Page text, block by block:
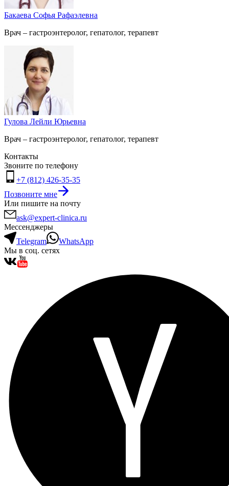
Бакаева Софья Рафаэлевна
Врач – гастроэнтеролог, гепатолог, терапевт
Гулова Лейли Юрьевна
Врач – гастроэнтеролог, гепатолог, терапевт
Контакты
Звоните по телефону
+7 (812) 426-35-35
Позвоните мне
Или пишите на почту
ask@expert-clinica.ru
Мессенджеры
Telegram
WhatsApp
Мы в соц. сетях